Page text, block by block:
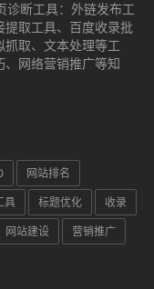
诊断工具：外链发布工
取工具、百度收录批
取、文本处理等工
网络营销推广等知
网站排名
具 标题优化 收录
网站建设 营销推广